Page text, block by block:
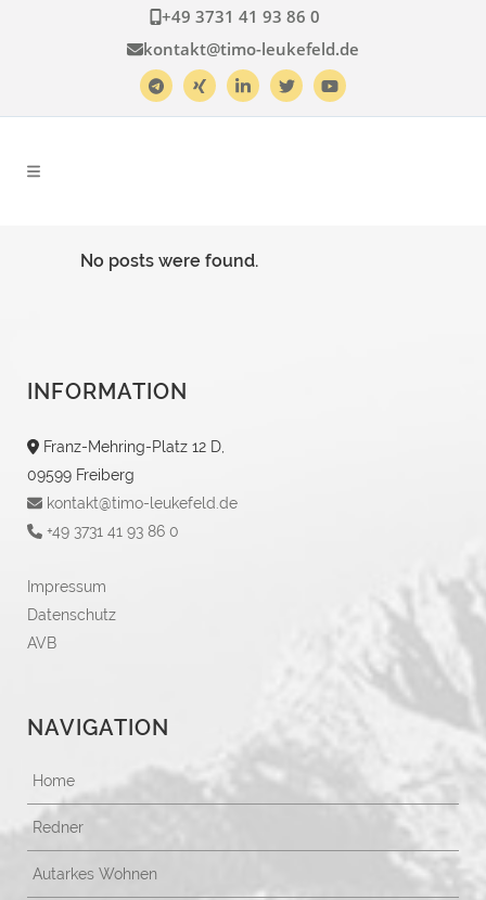
+49 3731 41 93 86 0
kontakt@timo-leukefeld.de
No posts were found.
INFORMATION
Franz-Mehring-Platz 12 D,
09599 Freiberg
kontakt@timo-leukefeld.de
+49 3731 41 93 86 0
Impressum
Datenschutz
AVB
NAVIGATION
Home
Redner
Autarkes Wohnen